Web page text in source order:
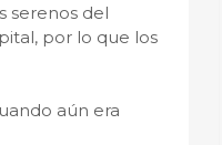
serenos del
por lo que los
aún era